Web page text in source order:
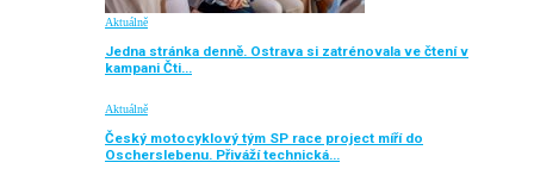
Aktuálně
Jedna stránka denně. Ostrava si zatrénovala ve čtení v
kampani Čti…
Aktuálně
Český motocyklový tým SP race project míří do
Oscherslebenu. Přiváží technická…